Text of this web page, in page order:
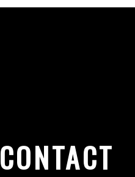
CONTACT